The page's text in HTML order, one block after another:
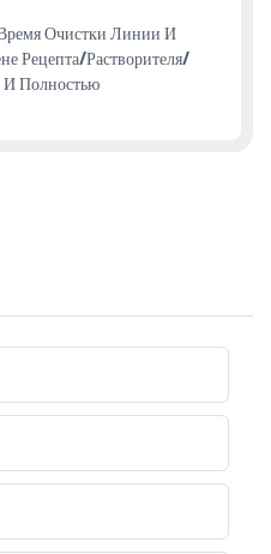
Очистки Линии И
Рецепта/растворителя/
И Полностью